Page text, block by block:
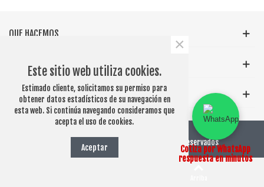
QUE HACEMOS
INFORMACIÓN GENERAL
ETIQUETAS POPULARES
© 2026 PUBLICITARIOSCHILE.CL - Derechos Reservados
Este sitio web utiliza cookies.
Estimado cliente, solicitamos su permiso para
obtener datos estadísticos de su navegación en
esta web. Si continúa navegando consideramos que
acepta el uso de cookies.
Aceptar
×
Cotiza por WhatsApp
respuesta en minutos